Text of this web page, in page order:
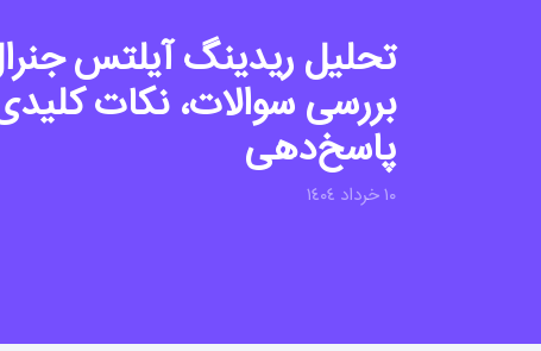
بررسی سوالات، نکات
پاسخ‌دهی
١٠ خرداد ١٤٠٤